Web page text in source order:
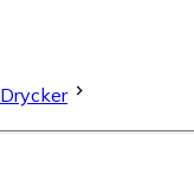
Drycker